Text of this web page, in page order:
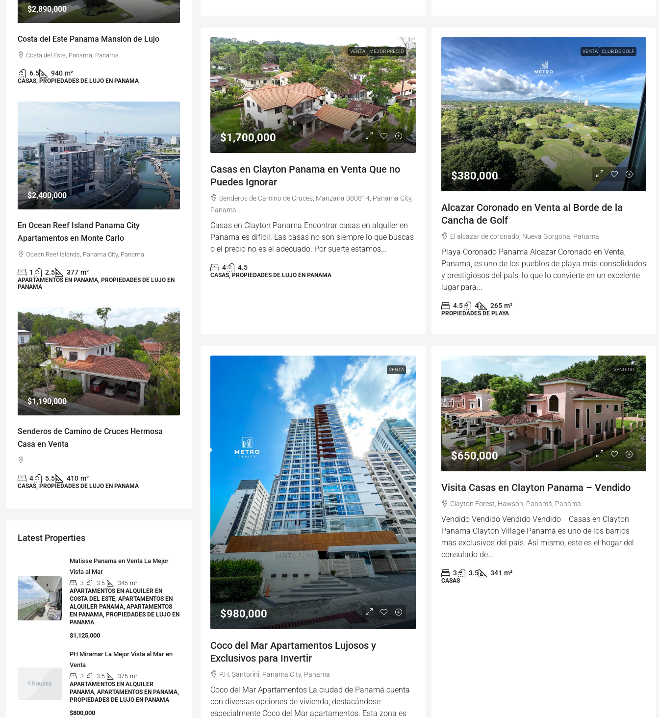
VENTA MEJOR PRECIO
$1,700,000
Casas en Clayton Panama en Venta Que no
Puedes Ignorar
Senderos de Camino de Cruces, Manzana 080814, Panama City,
Panama
Casas en Clayton Panama Encontrar casas en alquiler en
Panama es difícil. Las casas no son siempre lo que buscas
o el precio no es el adecuado. Por suerte estamos...
4 4.5
CASAS, PROPIEDADES DE LUJO EN PANAMA
VENTA CLUB DE GOLF
$380,000
Alcazar Coronado en Venta al Borde de la
Cancha de Golf
El alcazar de coronado, Nueva Gorgona, Panama
Playa Coronado Panama Alcazar Coronado en Venta,
Panamá, es uno de los pueblos de playa más consolidados
y prestigiosos del país, lo que lo convierte en un excelente
lugar para...
4.5 4 265 m²
PROPIEDADES DE PLAYA
VENTA
$980,000
Coco del Mar Apartamentos Lujosos y
Exclusivos para Invertir
P.H. Santorini, Panama City, Panama
Coco del Mar Apartamentos La ciudad de Panamá cuenta
con diversas opciones de vivienda, destacándose
especialmente Coco del Mar apartamentos. Esta zona es
VENDIDO
$650,000
Visita Casas en Clayton Panama – Vendido
Clayton Forest, Hawson, Panamá, Panama
Vendido Vendido Vendido Vendido Casas en Clayton
Panama Clayton Village Panamá es uno de los barrios
más exclusivos del país. Así mismo, este es el hogar del
consulado de...
3 3.5 341 m²
CASAS
$2,890,000
Costa del Este Panama Mansion de Lujo
Costa del Este, Panamá, Panama
6.5 940 m²
CASAS, PROPIEDADES DE LUJO EN PANAMA
$2,400,000
En Ocean Reef Island Panama City
Apartamentos en Monte Carlo
Ocean Reef Islands, Panama City, Panama
1 2.5 377 m²
APARTAMENTOS EN PANAMA, PROPIEDADES DE LUJO EN
PANAMA
$1,190,000
Senderos de Camino de Cruces Hermosa
Casa en Venta
4 5.5 410 m²
CASAS, PROPIEDADES DE LUJO EN PANAMA
Latest Properties
Matisse Panama en Venta La Mejor
Vista al Mar
3 3.5 345 m²
APARTAMENTOS EN ALQUILER EN
COSTA DEL ESTE, APARTAMENTOS EN
ALQUILER PANAMA, APARTAMENTOS
EN PANAMA, PROPIEDADES DE LUJO EN
PANAMA
$1,125,000
PH Miramar La Mejor Vista al Mar en
Venta
3 3.5 375 m²
APARTAMENTOS EN ALQUILER
PANAMA, APARTAMENTOS EN PANAMA,
PROPIEDADES DE LUJO EN PANAMA
$800,000